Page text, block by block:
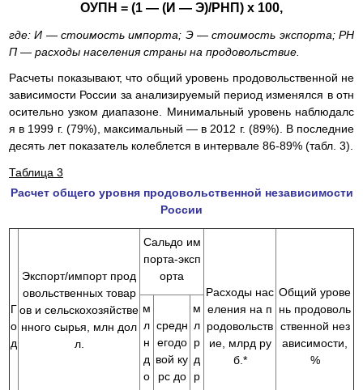
ОУПН = (1 — (И — Э)/РНП) х 100,
где: И — стоимость импорта; Э — стоимость экспорта; РН
П — расходы населения страны на продовольствие.
Расчеты показывают, что общий уровень продовольственной не
зависимости России за анализируемый период изменялся в отн
осительно узком диапазоне. Минимальный уровень наблюдалс
я в 1999 г. (79%), максимальный — в 2012 г. (89%). В последние
десять лет показатель колеблется в интервале 86-89% (табл. 3).
Таблица 3
Расчет общего уровня продовольственной независимости
России
Г
о
д
Экспорт/импорт прод
овольственных товар
ов и сельскохозяйстве
нного сырья, млн дол
л.
Сальдо им
порта-эксп
орта
Расходы нас
еления на п
родовольств
ие, млрд ру
б.*
Общий урове
нь продоволь
ственной нез
ависимости,
%
м
л
н
д
о
средн
егодо
вой ку
рс до
м
л
р
д
р